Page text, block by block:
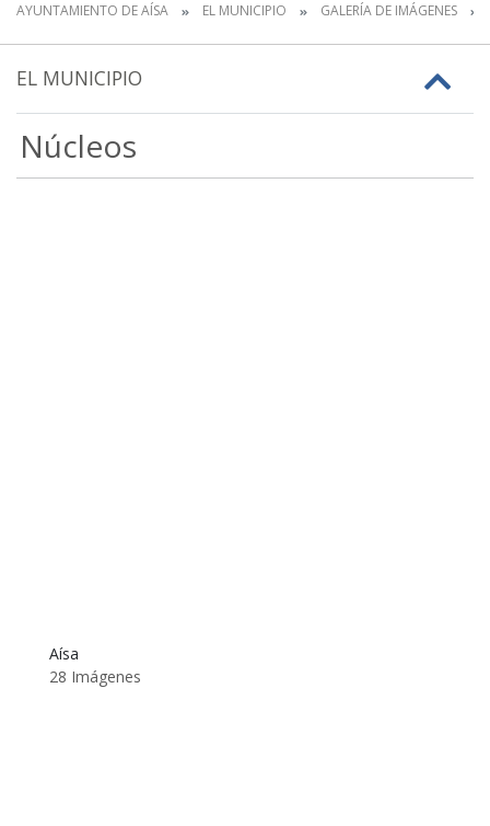
AYUNTAMIENTO DE AÍSA EL MUNICIPIO GALERÍA DE IMÁGENES
EL MUNICIPIO
Núcleos
Aísa
28 Imágenes